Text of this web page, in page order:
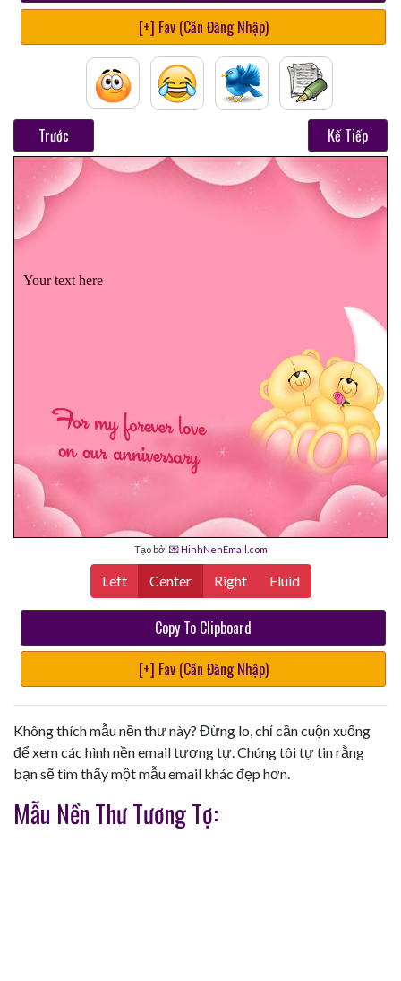
[+] Fav (Cần Đăng Nhập)
Trước Kế Tiếp
Your text here
Tạo bởi 💌 HinhNenEmail.com
Left Center Right Fluid
Copy To Clipboard
[+] Fav (Cần Đăng Nhập)
Không thích mẫu nền thư này? Đừng lo, chỉ cần cuộn xuống
để xem các hình nền email tương tự. Chúng tôi tự tin rằng
bạn sẽ tìm thấy một mẫu email khác đẹp hơn.
Mẫu Nền Thư Tương Tợ: